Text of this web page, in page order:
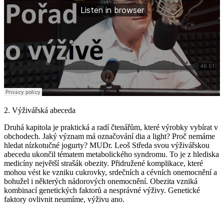
2. Výživářská abeceda
Druhá kapitola je praktická a radí čtenářům, které výrobky vybírat v
obchodech. Jaký význam má označování dia a light? Proč nemáme
hledat nízkotučné jogurty? MUDr. Leoš Středa svou výživářskou
abecedu ukončil tématem metabolického syndromu. To je z hlediska
medicíny největší strašák obezity. Přidružené komplikace, které
mohou vést ke vzniku cukrovky, srdečních a cévních onemocnění a
bohužel i některých nádorových onemocnění. Obezita vzniká
kombinací genetických faktorů a nesprávné výživy. Genetické
faktory ovlivnit neumíme, výživu ano.